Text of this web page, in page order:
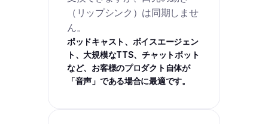
（リップシンク）は同期しませ
ん。
ポッドキャスト、ボイスエージェン
ト、大規模なTTS、チャットボット
など、お客様のプロダクト自体が
「音声」である場合に最適です。